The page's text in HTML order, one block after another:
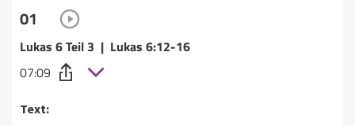
01
Lukas 6 Teil 3 | Lukas 6:12-16
07:09
Text: